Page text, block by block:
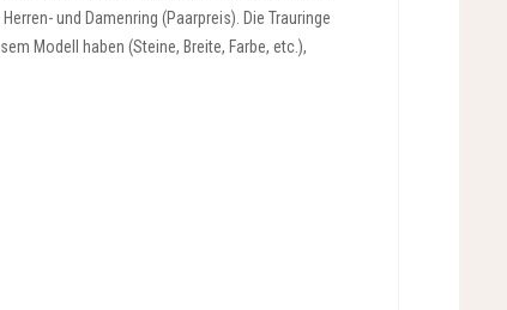
und Damenring (Paarpreis). Die Trauringe
Modell haben (Steine, Breite, Farbe, etc.),